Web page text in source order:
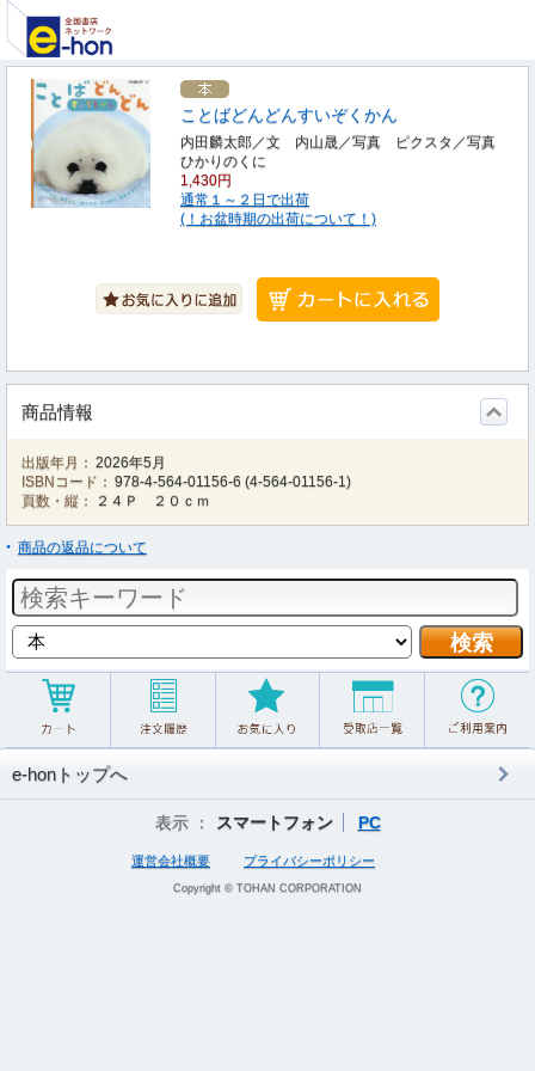
ことばどんどんすいぞくかん
内田麟太郎／文 内山晟／写真 ピクスタ／写真
ひかりのくに
1,430円
通常１～２日で出荷
(！お盆時期の出荷について！)
商品情報
出版年月： 2026年5月
ISBNコード： 978-4-564-01156-6 (4-564-01156-1)
頁数・縦：
２４Ｐ ２０ｃｍ
商品の返品について
e-honトップへ
表示 ： スマートフォン PC
運営会社概要 プライバシーポリシー
Copyright © TOHAN CORPORATION